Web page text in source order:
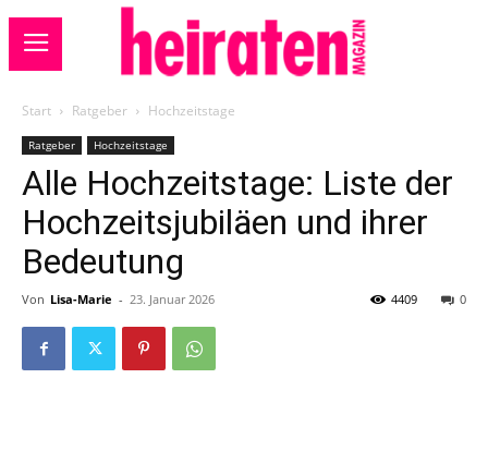
Start Ratgeber Hochzeitstage
Ratgeber Hochzeitstage
Alle Hochzeitstage: Liste der
Hochzeitsjubiläen und ihrer
Bedeutung
Von Lisa-Marie - 23. Januar 2026 0
4409